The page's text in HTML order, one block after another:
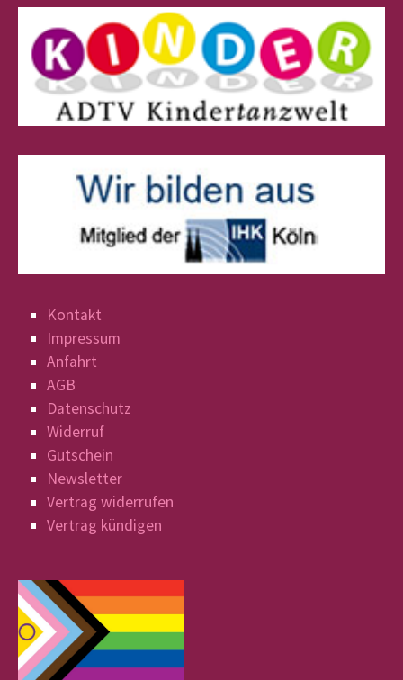
Kontakt
Impressum
Anfahrt
AGB
Datenschutz
Widerruf
Gutschein
Newsletter
Vertrag widerrufen
Vertrag kündigen